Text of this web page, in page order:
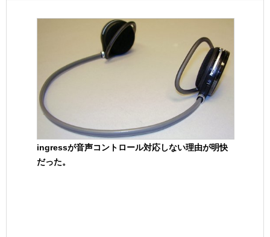
ingressが音声コントロール対応しない理由が明快
だった。